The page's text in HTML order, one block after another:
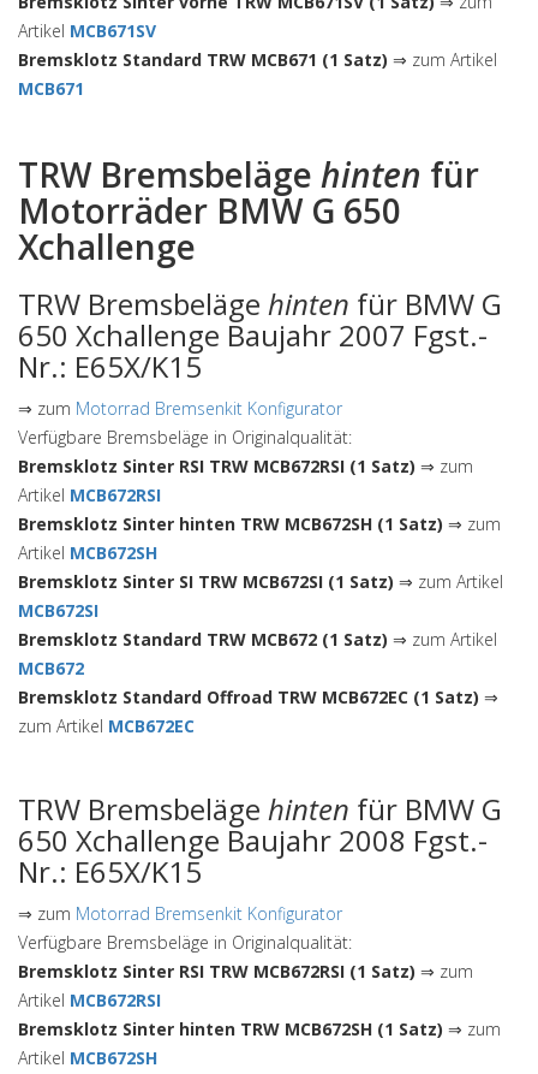
Artikel MCB671SV
Bremsklotz Standard TRW MCB671 (1 Satz) ⇒ zum Artikel
MCB671
TRW Bremsbeläge hinten für
Motorräder BMW G 650
Xchallenge
TRW Bremsbeläge hinten für BMW G
650 Xchallenge Baujahr 2007 Fgst.-
Nr.: E65X/K15
⇒ zum Motorrad Bremsenkit Konfigurator
Verfügbare Bremsbeläge in Originalqualität:
Bremsklotz Sinter RSI TRW MCB672RSI (1 Satz) ⇒ zum
Artikel MCB672RSI
Bremsklotz Sinter hinten TRW MCB672SH (1 Satz) ⇒ zum
Artikel MCB672SH
Bremsklotz Sinter SI TRW MCB672SI (1 Satz) ⇒ zum Artikel
MCB672SI
Bremsklotz Standard TRW MCB672 (1 Satz) ⇒ zum Artikel
MCB672
Bremsklotz Standard Offroad TRW MCB672EC (1 Satz) ⇒
zum Artikel MCB672EC
TRW Bremsbeläge hinten für BMW G
650 Xchallenge Baujahr 2008 Fgst.-
Nr.: E65X/K15
⇒ zum Motorrad Bremsenkit Konfigurator
Verfügbare Bremsbeläge in Originalqualität:
Bremsklotz Sinter RSI TRW MCB672RSI (1 Satz) ⇒ zum
Artikel MCB672RSI
Bremsklotz Sinter hinten TRW MCB672SH (1 Satz) ⇒ zum
Artikel MCB672SH